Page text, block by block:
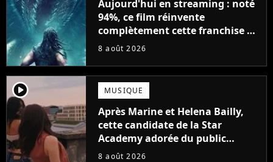
Aujourd'hui en streaming : noté
94%, ce film réinvente
complètement cette franchise de
science-fiction vieille de 40 ans
8 août 2026
player2 MUSIQUE
Après Marine et Helena Bailly,
cette candidate de la Star
Academy adorée du public
annonce son premier album,
8 août 2026